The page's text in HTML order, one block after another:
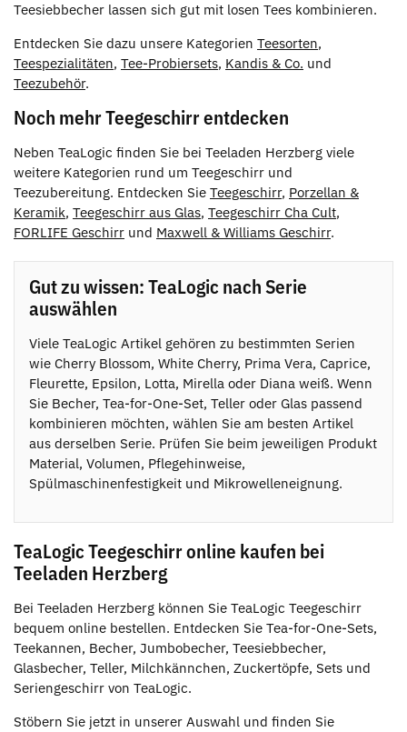
Teesiebbecher lassen sich gut mit losen Tees kombinieren.
Entdecken Sie dazu unsere Kategorien Teesorten,
Teespezialitäten, Tee-Probiersets, Kandis & Co. und
Teezubehör.
Noch mehr Teegeschirr entdecken
Neben TeaLogic finden Sie bei Teeladen Herzberg viele
weitere Kategorien rund um Teegeschirr und
Teezubereitung. Entdecken Sie Teegeschirr, Porzellan &
Keramik, Teegeschirr aus Glas, Teegeschirr Cha Cult,
FORLIFE Geschirr und Maxwell & Williams Geschirr.
Gut zu wissen: TeaLogic nach Serie
auswählen
Viele TeaLogic Artikel gehören zu bestimmten Serien
wie Cherry Blossom, White Cherry, Prima Vera, Caprice,
Fleurette, Epsilon, Lotta, Mirella oder Diana weiß. Wenn
Sie Becher, Tea-for-One-Set, Teller oder Glas passend
kombinieren möchten, wählen Sie am besten Artikel
aus derselben Serie. Prüfen Sie beim jeweiligen Produkt
Material, Volumen, Pflegehinweise,
Spülmaschinenfestigkeit und Mikrowelleneignung.
TeaLogic Teegeschirr online kaufen bei
Teeladen Herzberg
Bei Teeladen Herzberg können Sie TeaLogic Teegeschirr
bequem online bestellen. Entdecken Sie Tea-for-One-Sets,
Teekannen, Becher, Jumbobecher, Teesiebbecher,
Glasbecher, Teller, Milchkännchen, Zuckertöpfe, Sets und
Seriengeschirr von TeaLogic.
Stöbern Sie jetzt in unserer Auswahl und finden Sie